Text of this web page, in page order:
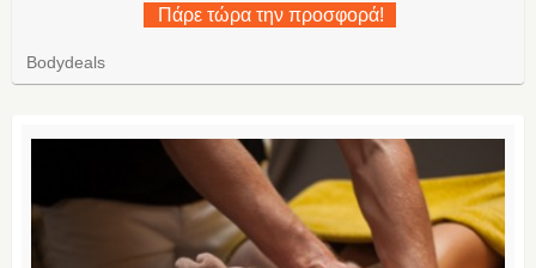
Πάρε τώρα την προσφορά!
Bodydeals